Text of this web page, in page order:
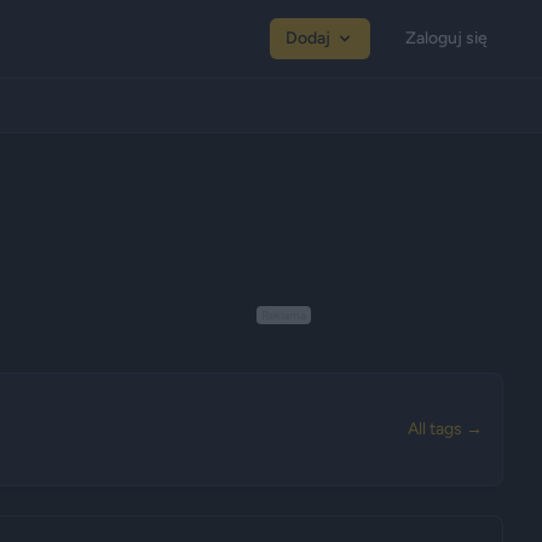
Dodaj Zaloguj się
All tags →